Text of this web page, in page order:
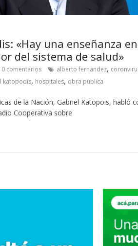
«Hay una enseñanza
del sistema de salud»
0 comentarios alberto fernandez,
katopodis, hospitales, obra publica
de la Nación, Gabriel Katopois, habló
Cooperativa sobre